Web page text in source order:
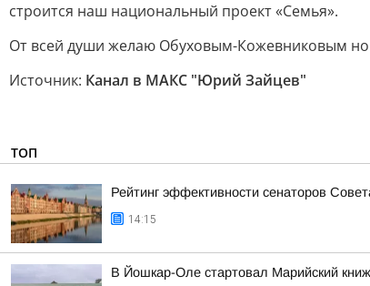
строится наш национальный проект «Семья».
От всей души желаю Обуховым-Кожевниковым
Источник: Канал в МАКС "Юрий Зайцев"
ТОП
Рейтинг эффективности сенаторов
14:15
В Йошкар-Оле стартовал Марийский